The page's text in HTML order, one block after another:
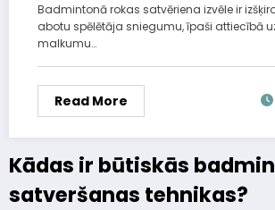
Badmintonā rokas satvēriena izvēle ir
abotu spēlētāja sniegumu, īpaši attiecībā
malkumu…
Read More
Kādas ir būtiskās
satveršanas tehnikas?